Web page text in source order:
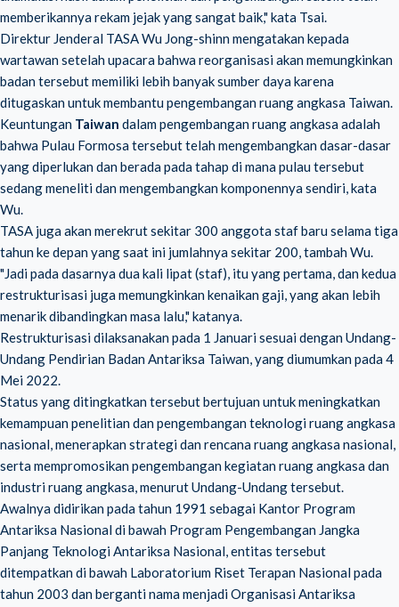
memberikannya rekam jejak yang sangat baik," kata Tsai.
Direktur Jenderal TASA Wu Jong-shinn mengatakan kepada
wartawan setelah upacara bahwa reorganisasi akan memungkinkan
badan tersebut memiliki lebih banyak sumber daya karena
ditugaskan untuk membantu pengembangan ruang angkasa Taiwan.
Keuntungan Taiwan dalam pengembangan ruang angkasa adalah
bahwa Pulau Formosa tersebut telah mengembangkan dasar-dasar
yang diperlukan dan berada pada tahap di mana pulau tersebut
sedang meneliti dan mengembangkan komponennya sendiri, kata
Wu.
TASA juga akan merekrut sekitar 300 anggota staf baru selama tiga
tahun ke depan yang saat ini jumlahnya sekitar 200, tambah Wu.
"Jadi pada dasarnya dua kali lipat (staf), itu yang pertama, dan kedua
restrukturisasi juga memungkinkan kenaikan gaji, yang akan lebih
menarik dibandingkan masa lalu," katanya.
Restrukturisasi dilaksanakan pada 1 Januari sesuai dengan Undang-
Undang Pendirian Badan Antariksa Taiwan, yang diumumkan pada 4
Mei 2022.
Status yang ditingkatkan tersebut bertujuan untuk meningkatkan
kemampuan penelitian dan pengembangan teknologi ruang angkasa
nasional, menerapkan strategi dan rencana ruang angkasa nasional,
serta mempromosikan pengembangan kegiatan ruang angkasa dan
industri ruang angkasa, menurut Undang-Undang tersebut.
Awalnya didirikan pada tahun 1991 sebagai Kantor Program
Antariksa Nasional di bawah Program Pengembangan Jangka
Panjang Teknologi Antariksa Nasional, entitas tersebut
ditempatkan di bawah Laboratorium Riset Terapan Nasional pada
tahun 2003 dan berganti nama menjadi Organisasi Antariksa